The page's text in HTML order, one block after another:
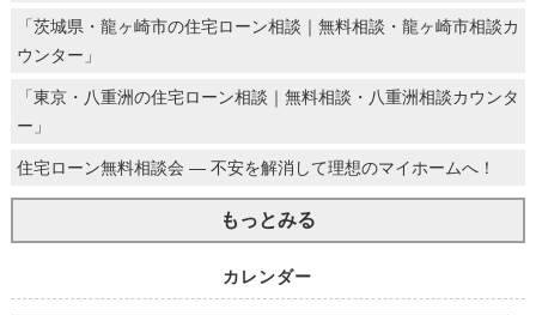
「茨城県・龍ヶ崎市の住宅ローン相談｜無料相談・龍ヶ崎市相談カ
ウンター」
「東京・八重洲の住宅ローン相談｜無料相談・八重洲相談カウンタ
ー」
住宅ローン無料相談会 ― 不安を解消して理想のマイホームへ！
もっとみる
カレンダー